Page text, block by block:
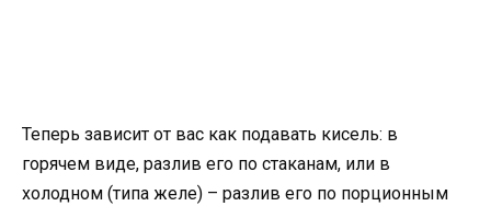
Теперь зависит от вас как подавать кисель: в
горячем виде, разлив его по стаканам, или в
холодном (типа желе) – разлив его по порционным